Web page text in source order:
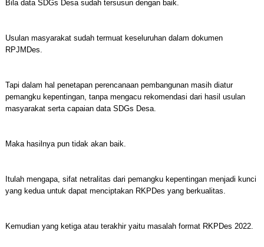
Bila data SDGs Desa sudah tersusun dengan baik.
Usulan masyarakat sudah termuat keseluruhan dalam dokumen
RPJMDes.
Tapi dalam hal penetapan perencanaan pembangunan masih diatur
pemangku kepentingan, tanpa mengacu rekomendasi dari hasil usulan
masyarakat serta capaian data SDGs Desa.
Maka hasilnya pun tidak akan baik.
Itulah mengapa, sifat netralitas dari pemangku kepentingan menjadi kunci
yang kedua untuk dapat menciptakan RKPDes yang berkualitas.
Kemudian yang ketiga atau terakhir yaitu masalah format RKPDes 2022.